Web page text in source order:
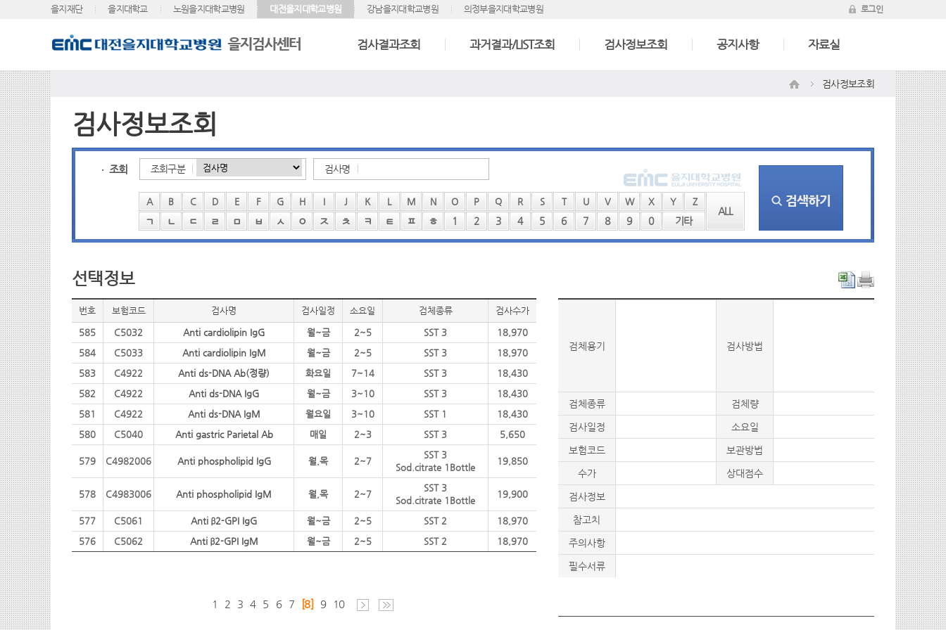
을지재단 을지대학교 노원을지대학교병원 대전을지대학교병원 강남을지대학교병원 의정부을지대학교병원 로그인
검사결과조회 과거결과/LIST조회 검사정보조회 공지사항 자료실
검사정보조회
검사정보조회
조회 조회구분 검사명
A B C D E F G H I J K L M N O P Q R S T U V W X Y Z
ㄱ ㄴ ㄷ ㄹ ㅁ ㅂ ㅅ ㅇ ㅈ ㅊ ㅋ ㅌ ㅍ ㅎ 1 2 3 4 5 6 7 8 9 0 기타
ALL
선택정보
번호 보험코드 검사명 검사일정 소요일 검체종류 검사수가
585 C5032 Anti cardiolipin IgG 월~금 2~5 SST 3
18,970
584
C5033 Anti cardiolipin IgM 월~금 2~5 SST 3
18,970
583
C4922 Anti ds-DNA Ab(정량) 화요일 7~14 SST 3
18,430
582
C4922 Anti ds-DNA IgG 월~금 3~10 SST 3
18,430
581
C4922 Anti ds-DNA IgM 월요일 3~10 SST 1
18,430
580
C5040 Anti gastric Parietal Ab 매일 2~3 SST 3 5,650
579 C4982006 Anti phospholipid IgG 월,목 2~7
SST 3
Sod.citrate 1Bottle
19,850
578 C4983006 Anti phospholipid IgM 월,목 2~7
SST 3
Sod.citrate 1Bottle
19,900
577 C5061 Anti β2-GPI IgG 월~금 2~5 SST 2
18,970
576
C5062 Anti β2-GPI IgM 월~금 2~5 SST 2 18,970
1 2 3 4 5 6 7 [8] 9 10
검체용기 검사방법
검체종류 검체량
검사일정 소요일
보험코드 보관방법
수가 상대점수
검사정보
참고치
주의사항
필수서류